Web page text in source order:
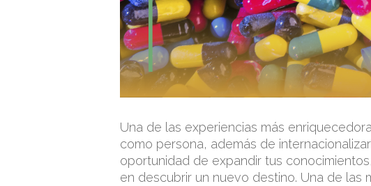
Una de las experiencias más
como persona, además de
oportunidad de expandir tus
en descubrir un nuevo destino. Una de las